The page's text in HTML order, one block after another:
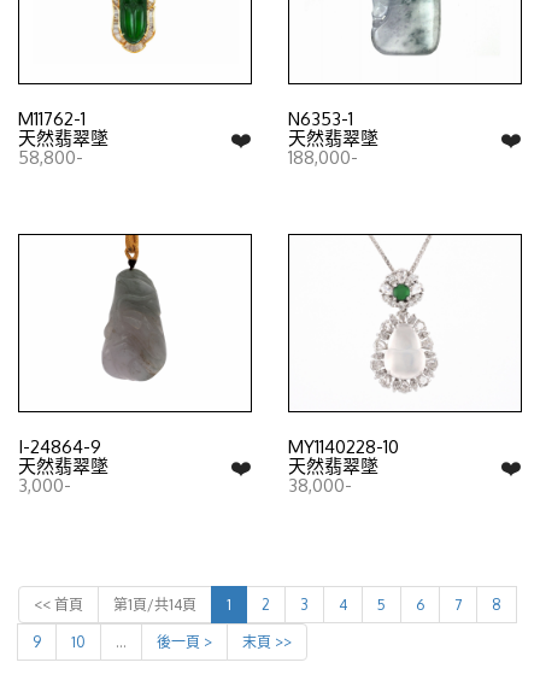
M11762-1
❤️
天然翡翠墜
58,800-
N6353-1
❤️
天然翡翠墜
188,000-
I-24864-9
❤️
天然翡翠墜
3,000-
MY1140228-10
❤️
天然翡翠墜
38,000-
<< 首頁 第1頁/共14頁 1 2 3 4 5 6 7 8
9 10 … 後一頁 > 末頁 >>